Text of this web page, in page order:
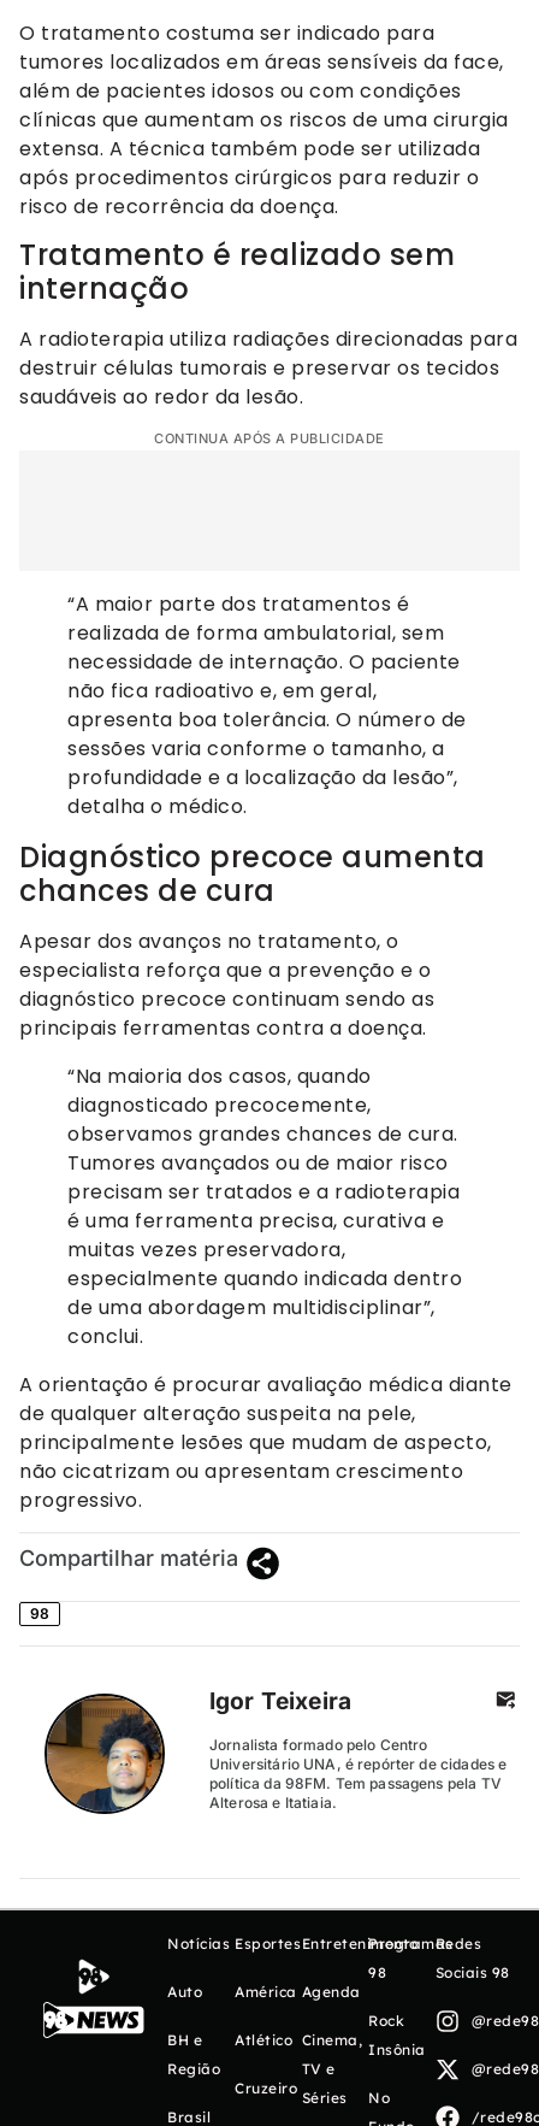
O tratamento costuma ser indicado para
tumores localizados em áreas sensíveis da face,
além de pacientes idosos ou com condições
clínicas que aumentam os riscos de uma cirurgia
extensa. A técnica também pode ser utilizada
após procedimentos cirúrgicos para reduzir o
risco de recorrência da doença.
Tratamento é realizado sem
internação
A radioterapia utiliza radiações direcionadas para
destruir células tumorais e preservar os tecidos
saudáveis ao redor da lesão.
CONTINUA APÓS A PUBLICIDADE
“A maior parte dos tratamentos é
realizada de forma ambulatorial, sem
necessidade de internação. O paciente
não fica radioativo e, em geral,
apresenta boa tolerância. O número de
sessões varia conforme o tamanho, a
profundidade e a localização da lesão”,
detalha o médico.
Diagnóstico precoce aumenta
chances de cura
Apesar dos avanços no tratamento, o
especialista reforça que a prevenção e o
diagnóstico precoce continuam sendo as
principais ferramentas contra a doença.
“Na maioria dos casos, quando
diagnosticado precocemente,
observamos grandes chances de cura.
Tumores avançados ou de maior risco
precisam ser tratados e a radioterapia
é uma ferramenta precisa, curativa e
muitas vezes preservadora,
especialmente quando indicada dentro
de uma abordagem multidisciplinar”,
conclui.
A orientação é procurar avaliação médica diante
de qualquer alteração suspeita na pele,
principalmente lesões que mudam de aspecto,
não cicatrizam ou apresentam crescimento
progressivo.
Compartilhar matéria
98
Igor Teixeira
Jornalista formado pelo Centro
Universitário UNA, é repórter de cidades e
política da 98FM. Tem passagens pela TV
Alterosa e Itatiaia.
Notícias
Auto
BH e
Região
Brasil
Esportes
América
Atlético
Cruzeiro
Entretenimento
Agenda
Cinema,
TV e
Séries
Programas
98
Rock
Insônia
No
Redes
Sociais 98
/